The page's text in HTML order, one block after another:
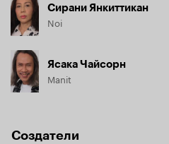
Сирани Янкиттикан
Noi
Ясака Чайсорн
Manit
Создатели